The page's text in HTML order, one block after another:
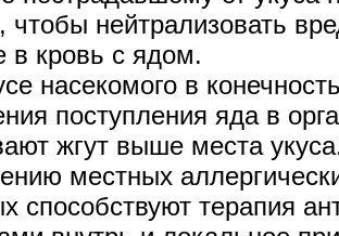
чтобы нейтрализовать
в кровь с ядом.
насекомого в
поступления яда в
жгут выше места
местных
способствуют терапия